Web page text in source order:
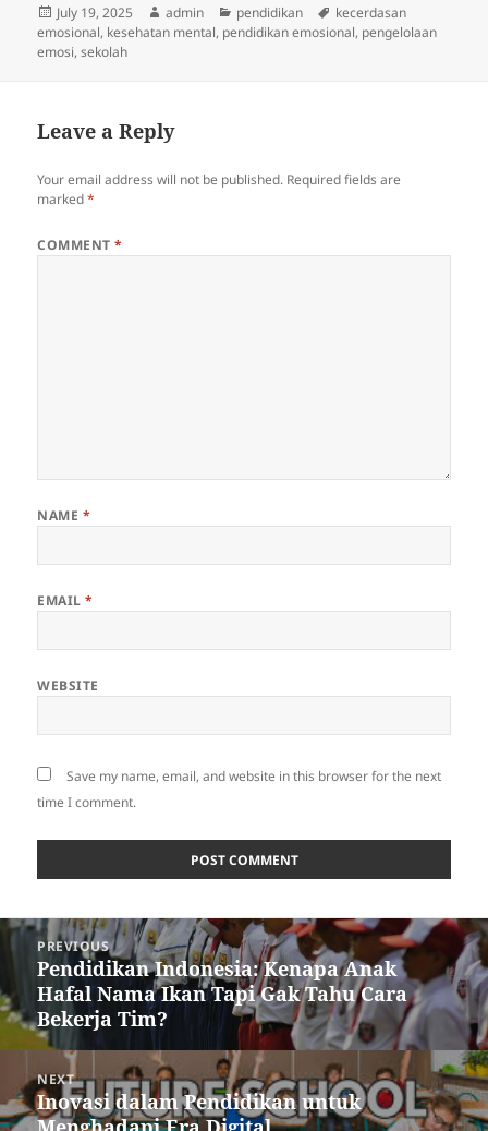
Posted
on
July 19, 2025 Author
admin Categories
pendidikan Tags
kecerdasan
emosional, kesehatan mental, pendidikan emosional, pengelolaan
emosi,sekolah
Leave a Reply
Your email address will not be published. Required fields are
marked*
COMMENT*
NAME *
EMAIL*
WEBSITE
Save my name, email, and website in this browser for the next
time I comment.
Post
navigation
PREVIOUS
Previous
post:
Pendidikan Indonesia: Kenapa Anak
Hafal Nama Ikan Tapi Gak Tahu Cara
Bekerja Tim?
NEXT
Next
Inovasi dalam Pendidikan untuk